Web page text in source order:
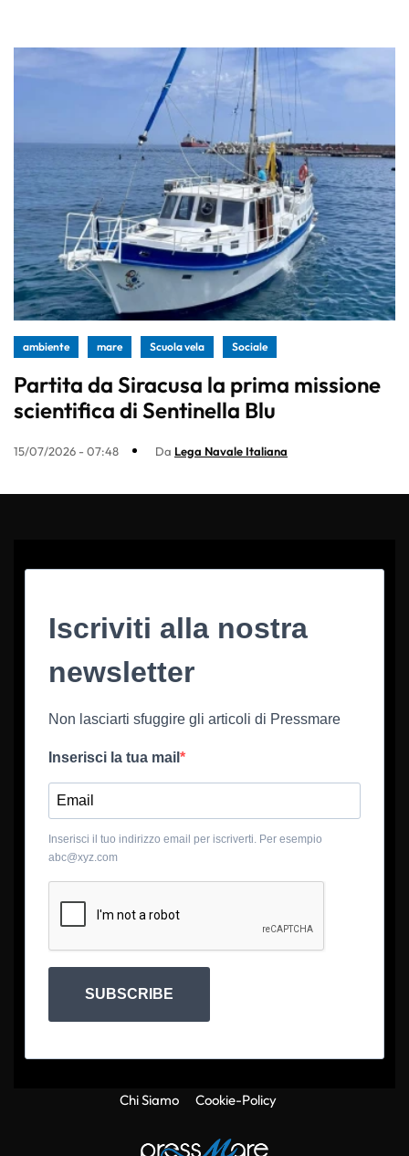
ambiente mare Scuola vela Sociale
Partita da Siracusa la prima missione
scientifica di Sentinella Blu
15/07/2026 - 07:48 Da Lega Navale Italiana
Iscriviti alla nostra
newsletter
Non lasciarti sfuggire gli articoli di Pressmare
Inserisci la tua mail
Inserisci il tuo indirizzo email per iscriverti. Per esempio
abc@xyz.com
SUBSCRIBE
Chi Siamo Cookie-Policy